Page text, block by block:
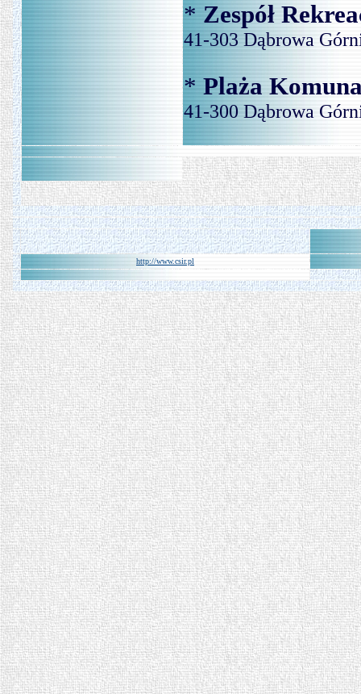
* Zespół
41-303 Dąbrowa
* Plaża
41-300 Dąbrowa
http://www.csir.pl